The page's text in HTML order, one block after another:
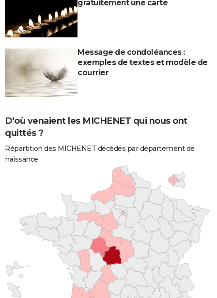
gratuitement une carte
Message de condoléances :
exemples de textes et modèle de
courrier
D'où venaient les MICHENET qui nous ont
quittés ?
Répartition des MICHENET décédés par département de
naissance.